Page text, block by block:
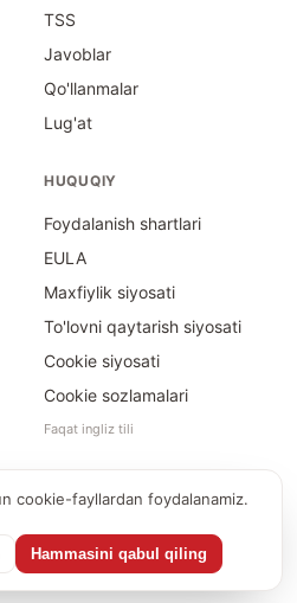
TSS
Javoblar
Qo'llanmalar
Lug'at
HUQUQIY
Foydalanish shartlari
EULA
Maxfiylik siyosati
To'lovni qaytarish siyosati
Cookie siyosati
Cookie sozlamalari
Faqat ingliz tili
PayForSay s. r. o.
cookie-fayllardan foydalanamiz.
Hammasini qabul qiling